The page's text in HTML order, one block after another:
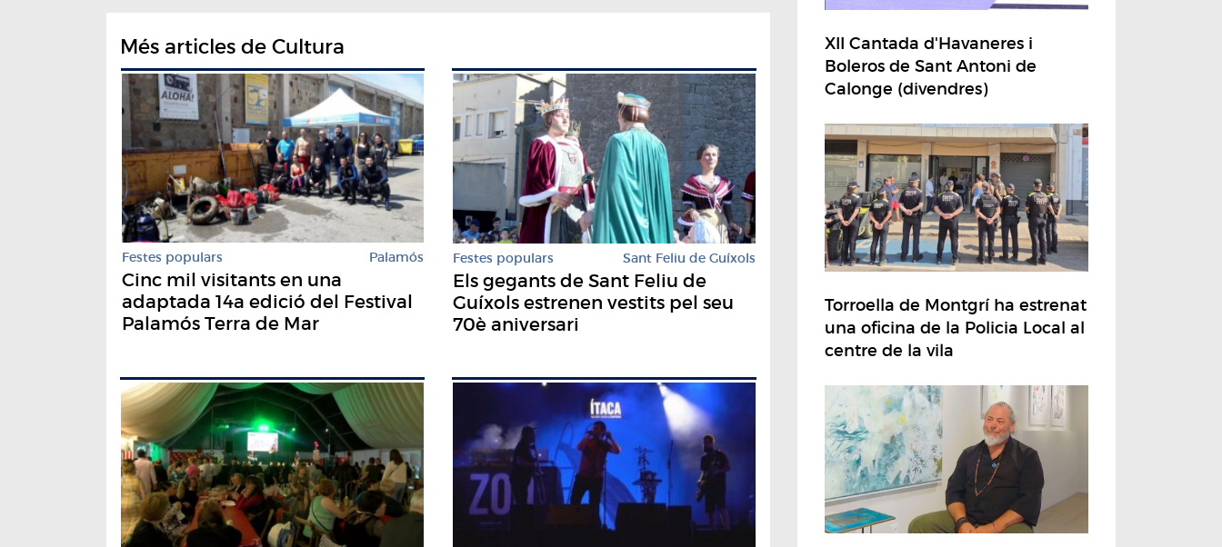
Més articles de Cultura
Festes populars Palamós
Cinc mil visitants en una
adaptada 14a edició del Festival
Palamós Terra de Mar
Festes populars Sant Feliu de Guíxols
Els gegants de Sant Feliu de
Guíxols estrenen vestits pel seu
70è aniversari
XII Cantada d'Havaneres i
Boleros de Sant Antoni de
Calonge (divendres)
Torroella de Montgrí ha estrenat
una oficina de la Policia Local al
centre de la vila